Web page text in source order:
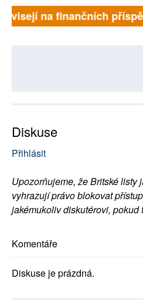
na finančních
Diskuse
Přihlásit
Upozorňujeme, že Britské listy
vyhrazují právo blokovat
jakémukoliv diskutérovi, pokud
Komentáře
Diskuse je prázdná.